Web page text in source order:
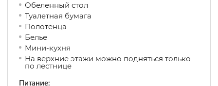
Обеленный стол
Туалетная бумага
Полотенца
Белье
Мини-кухня
На верхние этажи можно подняться только
по лестнице
Питание: